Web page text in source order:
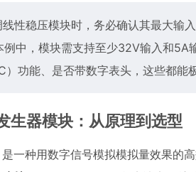
线性稳压模块时，务必确认其最大输
例中，模块需支持至少32V输入和
）功能、是否带数字表头，这些都能
生器模块：从原理到选型
一种用数字信号模拟模拟量效果的